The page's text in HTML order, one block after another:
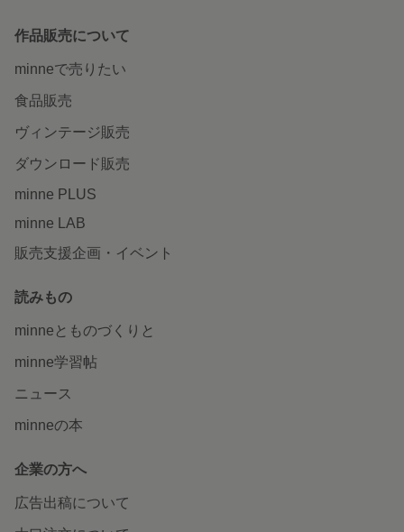
作品販売について
minneで売りたい
食品販売
ヴィンテージ販売
ダウンロード販売
minne PLUS
minne LAB
販売支援企画・イベント
読みもの
minneとものづくりと
minne学習帖
ニュース
minneの本
企業の方へ
広告出稿について